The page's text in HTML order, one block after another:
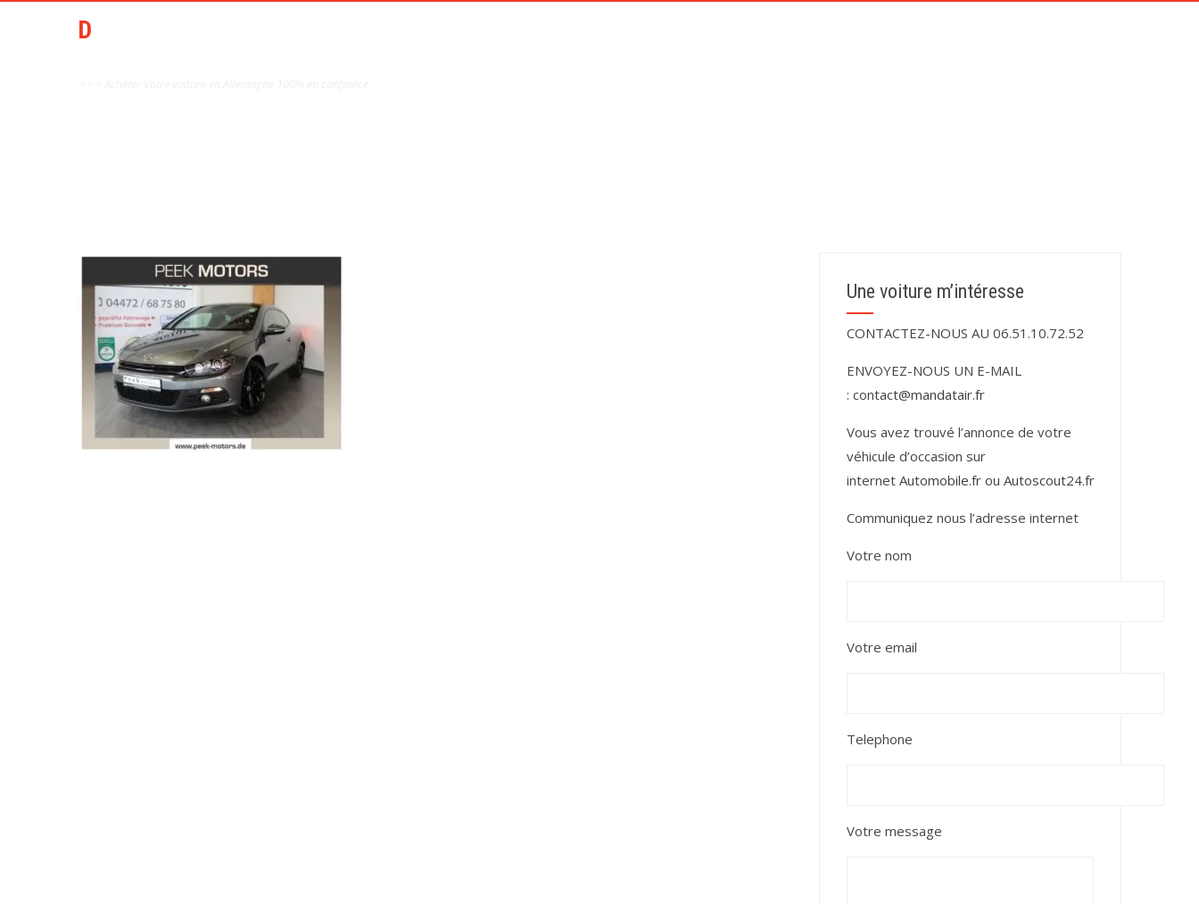
DCAI AIDE ACHAT AUTO
Une voiture m’intéresse
CONTACTEZ-NOUS AU 06.51.10.72.52
ENVOYEZ-NOUS UN E-MAIL
: contact@mandatair.fr
Vous avez trouvé l’annonce de votre
véhicule d’occasion sur
internet Automobile.frou Autoscout24.fr
Communiquez nous l’adresse internet
Votre nom
Votre email
Telephone
Votre message